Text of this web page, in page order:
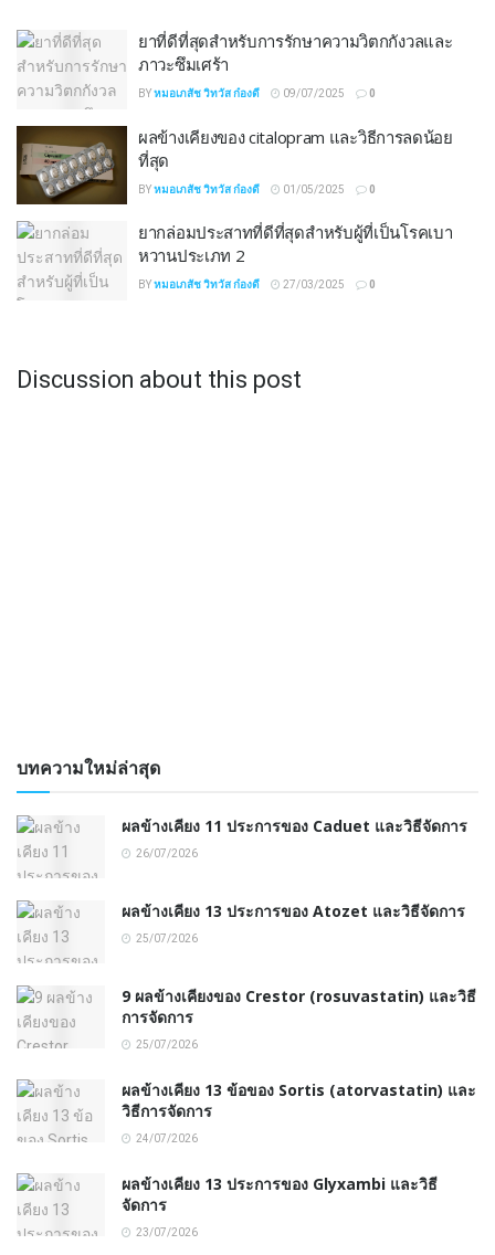
ยาที่ดีที่สุดสำหรับการรักษาความวิตกกังวลและ
ภาวะซึมเศร้า
BYหมอเภสัช วิทวัส ก๋องดี 09/07/2025 0
ผลข้างเคียงของ citalopram และวิธีการลดน้อย
ที่สุด
BYหมอเภสัช วิทวัส ก๋องดี 01/05/2025 0
ยากล่อมประสาทที่ดีที่สุดสำหรับผู้ที่เป็นโรคเบา
หวานประเภท 2
BYหมอเภสัช วิทวัส ก๋องดี 27/03/2025 0
Discussion about this post
บทความใหม่ล่าสุด
ผลข้างเคียง 11 ประการของ Caduet และวิธีจัดการ
26/07/2026
ผลข้างเคียง 13 ประการของ Atozet และวิธีจัดการ
25/07/2026
9 ผลข้างเคียงของ Crestor (rosuvastatin) และวิธี
การจัดการ
25/07/2026
ผลข้างเคียง 13 ข้อของ Sortis (atorvastatin) และ
วิธีการจัดการ
24/07/2026
ผลข้างเคียง 13 ประการของ Glyxambi และวิธี
จัดการ
23/07/2026